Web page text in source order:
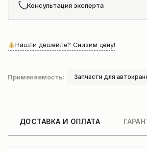
Консультация эксперта
Нашли дешевле? Снизим цену!
Применяемость: Запчасти для
ДОСТАВКА И ОПЛАТА